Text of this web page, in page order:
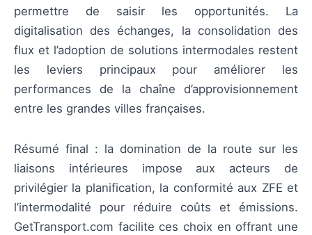
permettre de saisir les opportunités. La
digitalisation des échanges, la consolidation des
flux et l’adoption de solutions intermodales restent
les leviers principaux pour améliorer les
performances de la chaîne d’approvisionnement
entre les grandes villes françaises.
Résumé final : la domination de la route sur les
liaisons intérieures impose aux acteurs de
privilégier la planification, la conformité aux ZFE et
l’intermodalité pour réduire coûts et émissions.
GetTransport.com facilite ces choix en offrant une